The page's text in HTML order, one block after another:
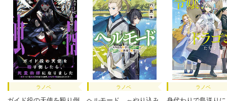
ラノベ ラノベ ラノベ